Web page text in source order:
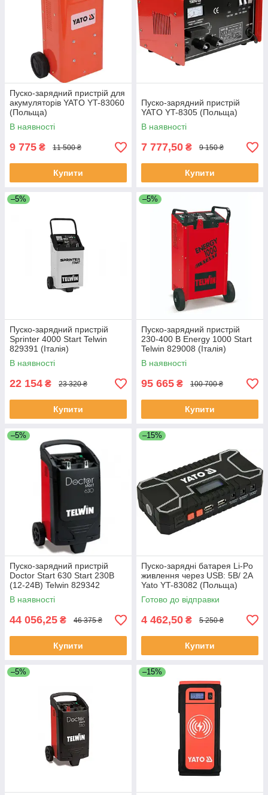
Пуско-зарядний пристрій для
акумуляторів YATO YT-83060
(Польща)
В наявності
9 775 ₴ 11 500 ₴
Купити
Пуско-зарядний пристрій
YATO YT-8305 (Польща)
В наявності
7 777,50 ₴ 9 150 ₴
Купити
–5%
Пуско-зарядний пристрій
Sprinter 4000 Start Telwin
829391 (Італія)
В наявності
22 154 ₴ 23 320 ₴
Купити
–5%
Пуско-зарядний пристрій
230-400 В Energy 1000 Start
Telwin 829008 (Італія)
В наявності
95 665 ₴ 100 700 ₴
Купити
–5%
Пуско-зарядний пристрій
Doctor Start 630 Start 230В
(12-24В) Telwin 829342
(Італія)
В наявності
44 056,25 ₴ 46 375 ₴
Купити
–15%
Пуско-зарядні батарея Li-Po
живлення через USB: 5В/ 2А
Yato YT-83082 (Польща)
Готово до відправки
4 462,50 ₴ 5 250 ₴
Купити
–5% –15%